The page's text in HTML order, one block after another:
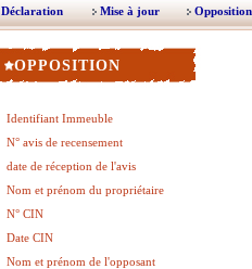
Déclaration Mise à jour Opposition
OPPOSITION
Identifiant Immeuble
N° avis de recensement
date de réception de l'avis
Nom et prénom du propriétaire
N° CIN
Date CIN
Nom et prénom de l'opposant